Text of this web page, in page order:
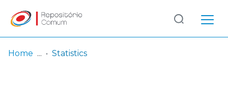
Log
In
(current)
Home Statistics